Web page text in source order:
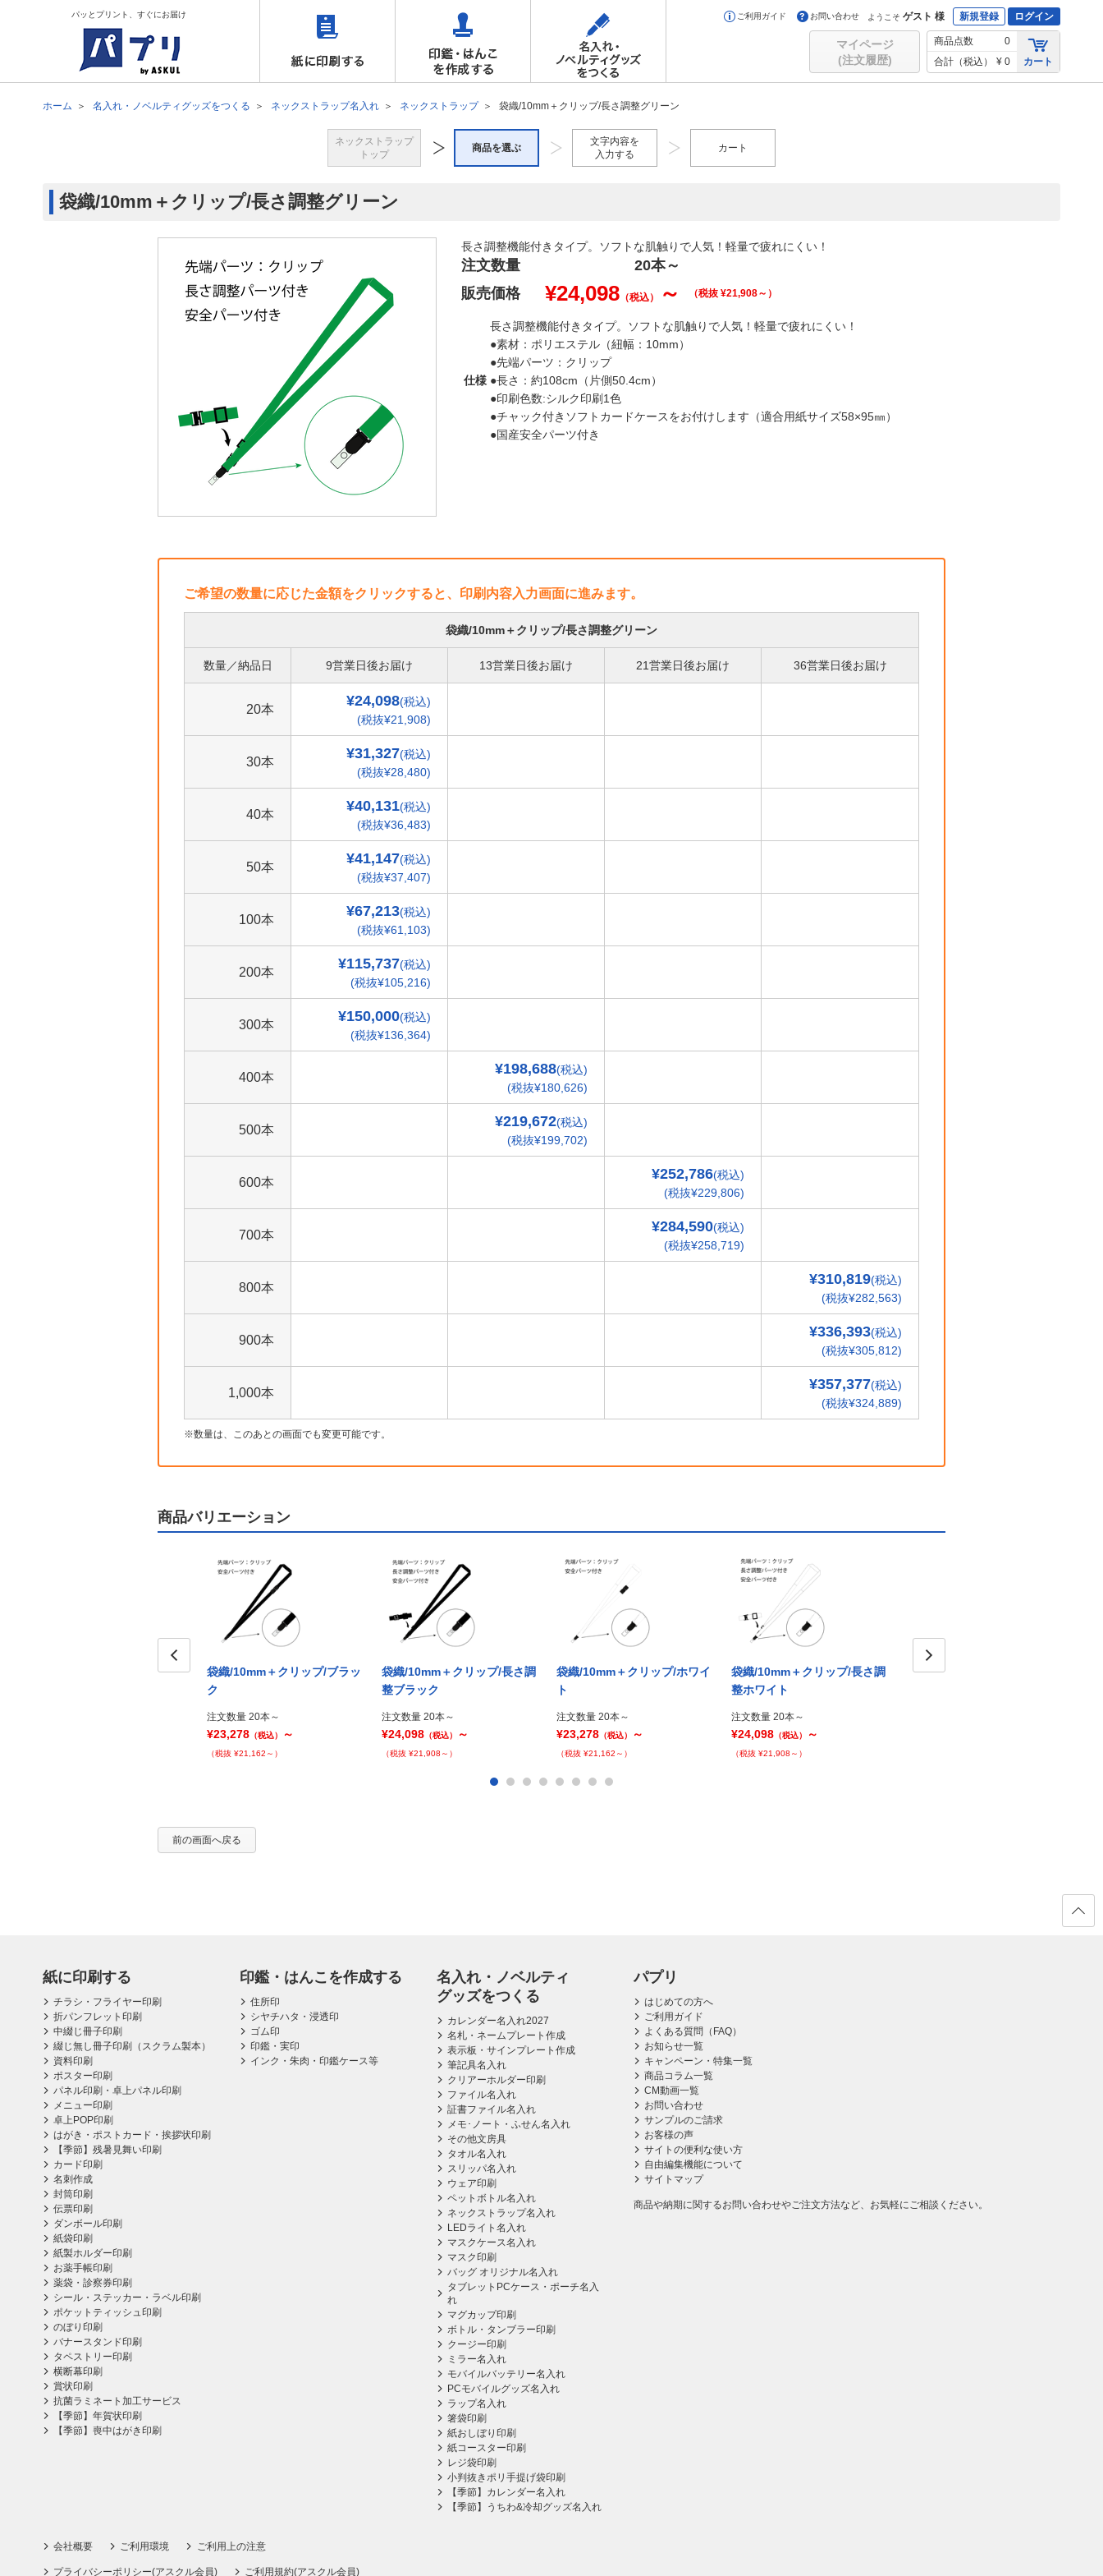
パッとプリント、すぐにお届け ご利用ガイド お問い合わせ ようこそ ゲスト 様 新規登録 ログイン
マイページ
(注文履歴)
商品点数
0
合計（税込）
¥ 0 カート
ホーム 名入れ・ノベルティグッズをつくる ネックストラップ名入れ ネックストラップ 袋織/10mm＋クリップ/長さ調整グリーン
ネックストラップ
トップ
商品を選ぶ
文字内容を
入力する
カート
袋織/10mm＋クリップ/長さ調整グリーン
長さ調整機能付きタイプ。ソフトな肌触りで人気！軽量で疲れにくい！
注文数量 20本～
販売価格
¥24,098 （税込） ～ （税抜 ¥21,908～）
仕様
長さ調整機能付きタイプ。ソフトな肌触りで人気！軽量で疲れにくい！
●素材：ポリエステル（紐幅：10mm）
●先端パーツ：クリップ
●長さ：約108cm（片側50.4cm）
●印刷色数:シルク印刷1色
●チャック付きソフトカードケースをお付けします（適合用紙サイズ58×95㎜）
●国産安全パーツ付き
ご希望の数量に応じた金額をクリックすると、印刷内容入力画面に進みます。
袋織/10mm＋クリップ/長さ調整グリーン
数量／納品日 9営業日後お届け 13営業日後お届け 21営業日後お届け 36営業日後お届け
20本
¥24,098(税込)
(税抜¥21,908)
30本
¥31,327(税込)
(税抜¥28,480)
40本
¥40,131(税込)
(税抜¥36,483)
50本
¥41,147(税込)
(税抜¥37,407)
100本
¥67,213(税込)
(税抜¥61,103)
200本
¥115,737(税込)
(税抜¥105,216)
300本
¥150,000(税込)
(税抜¥136,364)
400本
¥198,688(税込)
(税抜¥180,626)
500本
¥219,672(税込)
(税抜¥199,702)
600本
¥252,786(税込)
(税抜¥229,806)
700本
¥284,590(税込)
(税抜¥258,719)
800本
¥310,819(税込)
(税抜¥282,563)
900本
¥336,393(税込)
(税抜¥305,812)
1,000本
¥357,377(税込)
(税抜¥324,889)
数量は、このあとの画面でも変更可能です。
商品バリエーション
袋織/10mm＋クリップ/ブラッ
ク
注文数量 20本～
¥23,278 （税込） ～
（税抜 ¥21,162～）
袋織/10mm＋クリップ/長さ調
整ブラック
注文数量 20本～
¥24,098 （税込） ～
（税抜 ¥21,908～）
袋織/10mm＋クリップ/ホワイ
ト
注文数量 20本～
¥23,278 （税込） ～
（税抜 ¥21,162～）
袋織/10mm＋クリップ/長さ調
整ホワイト
注文数量 20本～
¥24,098 （税込） ～
（税抜 ¥21,908～）
袋織/10mm＋クリップ/ブルー
前の画面へ戻る
紙に印刷する
チラシ・フライヤー印刷
折パンフレット印刷
中綴じ冊子印刷
綴じ無し冊子印刷（スクラム製本）
資料印刷
ポスター印刷
パネル印刷・卓上パネル印刷
メニュー印刷
卓上POP印刷
はがき・ポストカード・挨拶状印刷
【季節】残暑見舞い印刷
カード印刷
名刺作成
封筒印刷
伝票印刷
ダンボール印刷
紙袋印刷
紙製ホルダー印刷
お薬手帳印刷
薬袋・診察券印刷
シール・ステッカー・ラベル印刷
ポケットティッシュ印刷
のぼり印刷
バナースタンド印刷
タペストリー印刷
横断幕印刷
賞状印刷
抗菌ラミネート加工サービス
【季節】年賀状印刷
【季節】喪中はがき印刷
印鑑・はんこを作成する
住所印
シヤチハタ・浸透印
ゴム印
印鑑・実印
インク・朱肉・印鑑ケース等
名入れ・ノベルティ
グッズをつくる
カレンダー名入れ2027
名札・ネームプレート作成
表示板・サインプレート作成
筆記具名入れ
クリアーホルダー印刷
ファイル名入れ
証書ファイル名入れ
メモ･ノート・ふせん名入れ
その他文房具
タオル名入れ
スリッパ名入れ
ウェア印刷
ペットボトル名入れ
ネックストラップ名入れ
LEDライト名入れ
マスクケース名入れ
マスク印刷
バッグ オリジナル名入れ
タブレットPCケース・ポーチ名入
れ
マグカップ印刷
ボトル・タンブラー印刷
クージー印刷
ミラー名入れ
モバイルバッテリー名入れ
PCモバイルグッズ名入れ
ラップ名入れ
箸袋印刷
紙おしぼり印刷
紙コースター印刷
レジ袋印刷
小判抜きポリ手提げ袋印刷
【季節】カレンダー名入れ
【季節】うちわ&冷却グッズ名入れ
パプリ
はじめての方へ
ご利用ガイド
よくある質問（FAQ）
お知らせ一覧
キャンペーン・特集一覧
商品コラム一覧
CM動画一覧
お問い合わせ
サンプルのご請求
お客様の声
サイトの便利な使い方
自由編集機能について
サイトマップ
商品や納期に関するお問い合わせやご注文方法など、お気軽にご相談ください。
会社概要 ご利用環境 ご利用上の注意
プライバシーポリシー(アスクル会員) ご利用規約(アスクル会員)